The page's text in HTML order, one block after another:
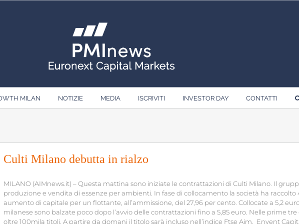
MILAN NOTIZIE MEDIA ISCRIVITI INVESTOR DAY CONTATTI
Culti Milano debutta in rialzo
MILANO (AIMnews.it) – Questa mattina sono iniziate le contrattazioni di Culti Milano. Il
produzione e vendita di essenze per ambienti. In fase di collocamento la società ha raccolto
aumento di capitale per un flottante, all’ammissione, del 27,96 per cento. Collocate a 5,2
milanese sono balzate poco dopo l’avvio delle contrattazioni fino a 5,85 euro. Nelle prime
oltre 100mila titoli. A partire da domani il titolo sarà incluso nell’indice Ftse Aim. Envent